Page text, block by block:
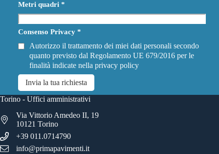
Metri quadri *
Consenso Privacy *
Autorizzo il trattamento dei miei dati personali secondo
quanto previsto dal Regolamento UE 679/2016 per le
finalità indicate nella privacy policy
Invia la tua richiesta
Torino - Uffici amministrativi
Via Vittorio Amedeo II, 19
10121 Torino
+39 011.0714790
info@primapavimenti.it